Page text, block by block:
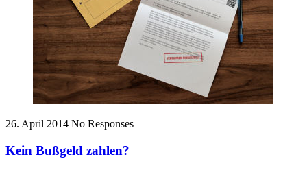
26. April 2014 No Responses
Kein Bußgeld zahlen?